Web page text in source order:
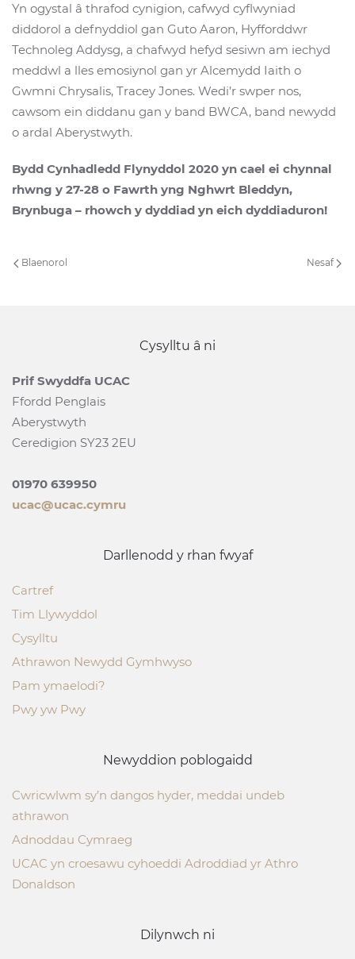
Yn ogystal â thrafod cynigion, cafwyd cyflwyniad
diddorol a defnyddiol gan Guto Aaron, Hyfforddwr
Technoleg Addysg, a chafwyd hefyd sesiwn am iechyd
meddwl a lles emosiynol gan yr Alcemydd Iaith o
Gwmni Chrysalis, Tracey Jones. Wedi’r swper nos,
cawsom ein diddanu gan y band BWCA, band newydd
o ardal Aberystwyth.
Bydd Cynhadledd Flynyddol 2020 yn cael ei chynnal
rhwng y 27-28 o Fawrth yng Nghwrt Bleddyn,
Brynbuga – rhowch y dyddiad yn eich dyddiaduron!
Blaenorol Nesaf
Cysylltu â ni
Prif Swyddfa UCAC
Ffordd Penglais
Aberystwyth
Ceredigion SY23 2EU
01970 639950
ucac@ucac.cymru
Darllenodd y rhan fwyaf
Cartref
Tim Llywyddol
Cysylltu
Athrawon Newydd Gymhwyso
Pam ymaelodi?
Pwy yw Pwy
Newyddion poblogaidd
Cwricwlwm sy’n dangos hyder, meddai undeb
athrawon
Adnoddau Cymraeg
UCAC yn croesawu cyhoeddi Adroddiad yr Athro
Donaldson
Dilynwch ni